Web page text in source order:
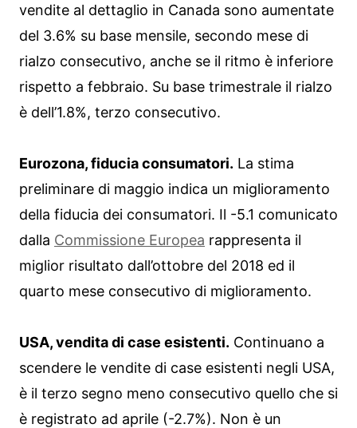
vendite al dettaglio in Canada sono aumentate
del 3.6% su base mensile, secondo mese di
rialzo consecutivo, anche se il ritmo è inferiore
rispetto a febbraio. Su base trimestrale il rialzo
è dell’1.8%, terzo consecutivo.
Eurozona, fiducia consumatori. La stima
preliminare di maggio indica un miglioramento
della fiducia dei consumatori. Il -5.1 comunicato
dalla Commissione Europea rappresenta il
miglior risultato dall’ottobre del 2018 ed il
quarto mese consecutivo di miglioramento.
USA, vendita di case esistenti. Continuano a
scendere le vendite di case esistenti negli USA,
è il terzo segno meno consecutivo quello che si
è registrato ad aprile (-2.7%). Non è un